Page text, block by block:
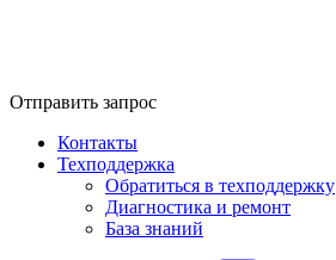
Отправить запрос
Контакты
Техподдержка
Обратиться в техподдержку
Диагностика и ремонт
База знаний